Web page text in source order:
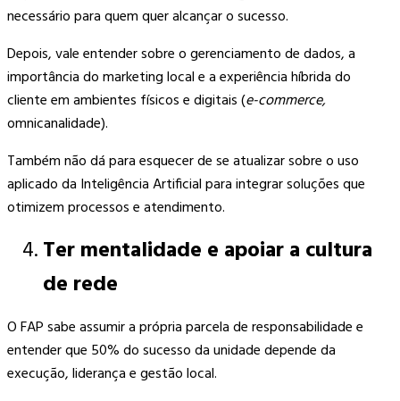
necessário para quem quer alcançar o sucesso.
Depois, vale entender sobre o gerenciamento de dados, a
importância do marketing local e a experiência híbrida do
cliente em ambientes físicos e digitais (e-commerce,
omnicanalidade).
Também não dá para esquecer de se atualizar sobre o uso
aplicado da Inteligência Artificial para integrar soluções que
otimizem processos e atendimento.
Ter mentalidade e apoiar a cultura
de rede
O FAP sabe assumir a própria parcela de responsabilidade e
entender que 50% do sucesso da unidade depende da
execução, liderança e gestão local.